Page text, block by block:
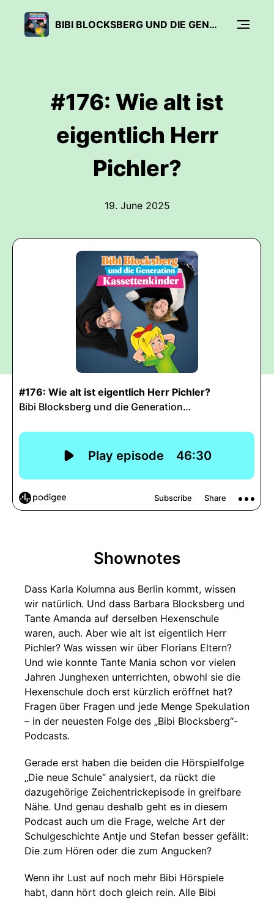
BIBI BLOCKSBERG UND DIE GENERATION KASSETTENKINDER
#176: Wie alt ist
eigentlich Herr
Pichler?
19. June 2025
Shownotes
Dass Karla Kolumna aus Berlin kommt, wissen
wir natürlich. Und dass Barbara Blocksberg und
Tante Amanda auf derselben Hexenschule
waren, auch. Aber wie alt ist eigentlich Herr
Pichler? Was wissen wir über Florians Eltern?
Und wie konnte Tante Mania schon vor vielen
Jahren Junghexen unterrichten, obwohl sie die
Hexenschule doch erst kürzlich eröffnet hat?
Fragen über Fragen und jede Menge Spekulation
– in der neuesten Folge des „Bibi Blocksberg“-
Podcasts.
Gerade erst haben die beiden die Hörspielfolge
„Die neue Schule“ analysiert, da rückt die
dazugehörige Zeichentrickepisode in greifbare
Nähe. Und genau deshalb geht es in diesem
Podcast auch um die Frage, welche Art der
Schulgeschichte Antje und Stefan besser gefällt:
Die zum Hören oder die zum Angucken?
Wenn ihr Lust auf noch mehr Bibi Hörspiele
habt, dann hört doch gleich rein. Alle Bibi